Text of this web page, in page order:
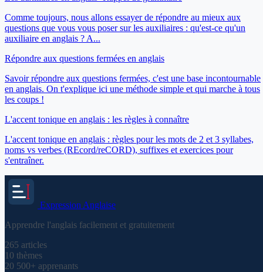
Comme toujours, nous allons essayer de répondre au mieux aux
questions que vous vous poser sur les auxiliaires : qu'est-ce qu'un
auxiliaire en anglais ? A...
Répondre aux questions fermées en anglais
Savoir répondre aux questions fermées, c'est une base incontournable
en anglais. On t'explique ici une méthode simple et qui marche à tous
les coups !
L'accent tonique en anglais : les règles à connaître
L'accent tonique en anglais : règles pour les mots de 2 et 3 syllabes,
noms vs verbes (REcord/reCORD), suffixes et exercices pour
s'entraîner.
ExpressionAnglaise
Apprendre l'anglais facilement et gratuitement
265 articles
10 thèmes
20 500+ apprenants